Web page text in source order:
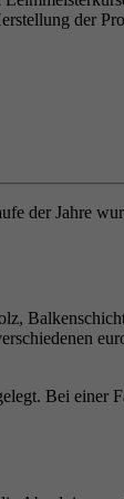
der
der Jahre
Bei einer